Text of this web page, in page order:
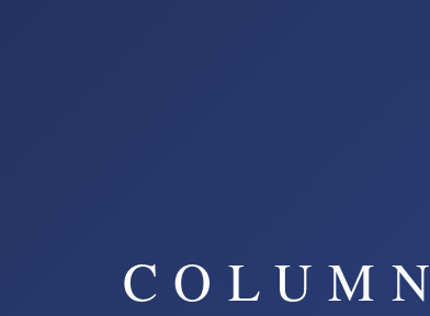
COLUMN